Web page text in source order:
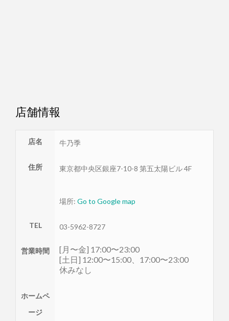
店舗情報
店名 牛乃季
住所 東京都中央区銀座7-10-8 第五太陽ビル 4F
場所: Go to Google map
TEL 03-5962-8727
営業時間
[月〜金] 17:00〜23:00
[土日] 12:00〜15:00、17:00〜23:00
休みなし
ホームペ
ージ